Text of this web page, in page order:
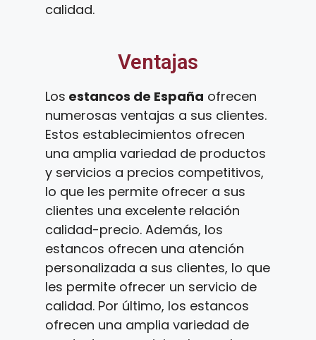
calidad.
Ventajas
Los estancos de España ofrecen
numerosas ventajas a sus clientes.
Estos establecimientos ofrecen
una amplia variedad de productos
y servicios a precios competitivos,
lo que les permite ofrecer a sus
clientes una excelente relación
calidad-precio. Además, los
estancos ofrecen una atención
personalizada a sus clientes, lo que
les permite ofrecer un servicio de
calidad. Por último, los estancos
ofrecen una amplia variedad de